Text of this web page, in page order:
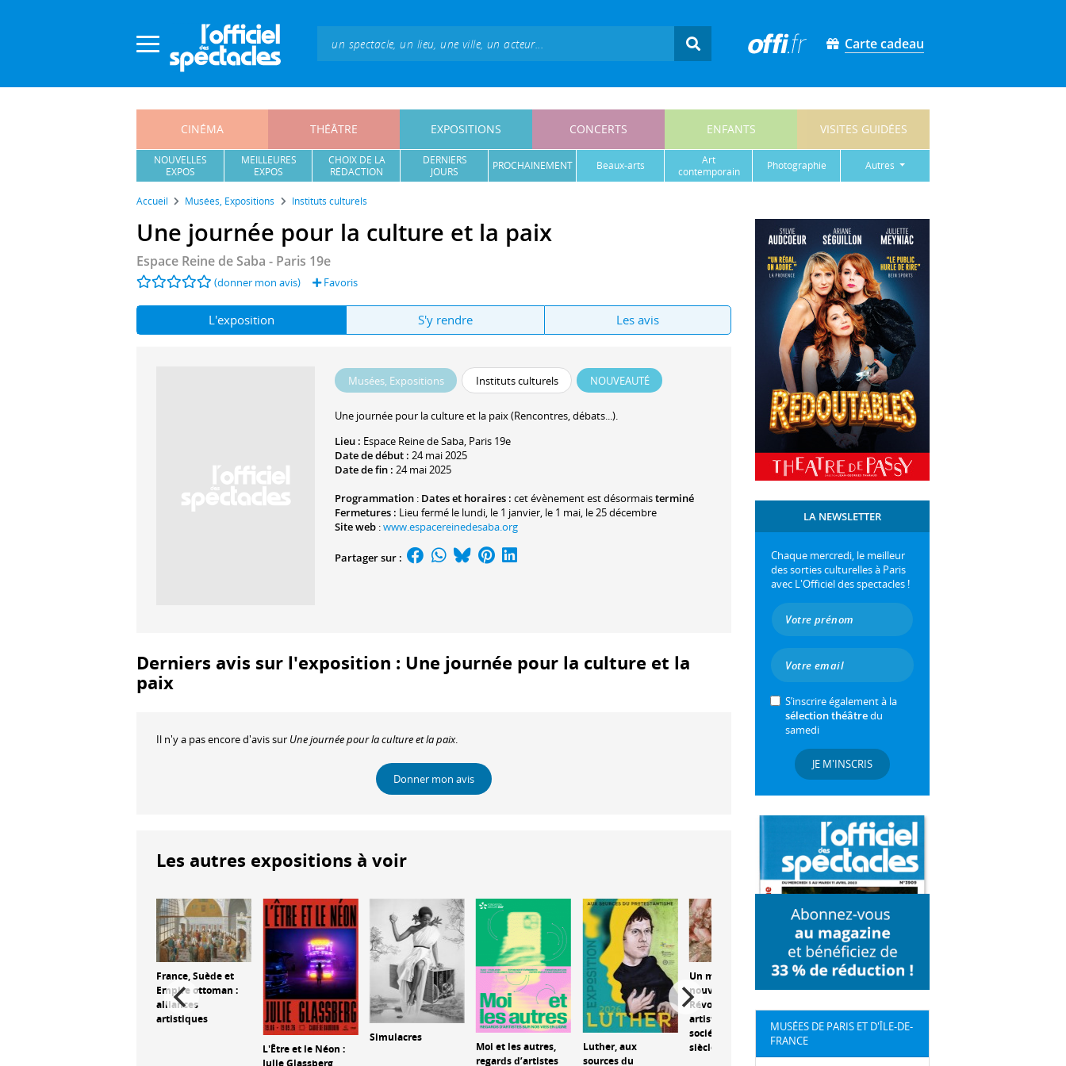
Carte cadeau
CINÉMA THÉÂTRE EXPOSITIONS CONCERTS ENFANTS VISITES GUIDÉES
NOUVELLES
EXPOS
MEILLEURES
EXPOS
CHOIX DE LA
RÉDACTION
DERNIERS
JOURS
PROCHAINEMENT beaux-arts
art
contemporain
photographie autres
Accueil Musées, Expositions Instituts culturels
Une journée pour la culture et la paix
Espace Reine de Saba - Paris 19e
(donner mon avis) Favoris
L'exposition S'y rendre Les avis
Musées, Expositions Instituts culturels NOUVEAUTÉ
Une journée pour la culture et la paix (Rencontres, débats...).
Lieu : Espace Reine de Saba, Paris 19e
Date de début : 24 mai 2025
Date de fin : 24 mai 2025
Programmation : Dates et horaires : cet évènement est désormaisterminé
Fermetures : Lieu fermé le lundi, le 1 janvier, le 1 mai, le 25 décembre
Site web :www.espacereinedesaba.org
Partager sur :
Derniers avis sur l'exposition : Une journée pour la culture et la
paix
Il n'y a pas encore d'avis sur Une journée pour la culture et la paix.
Donner mon avis
Les autres expositions à voir
France, Suède et
Empire ottoman :
alliances
artistiques
L'Être et le Néon :
Julie Glassberg
Simulacres
Moi et les autres,
regards d’artistes
Luther, aux
sources du
Un monde
nouveau.
Révolutions
artistiques et
sociétales au 18e
siècle
LA NEWSLETTER
Chaque mercredi, le meilleur
des sorties culturelles à Paris
avec L'Officiel des spectacles !
S’inscrire également à la
sélection théâtredu
samedi
JE M'INSCRIS
MUSÉES DE PARIS ET D'ÎLE-DE-
FRANCE